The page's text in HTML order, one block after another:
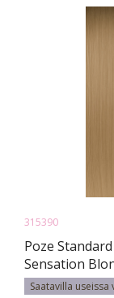
315390
Poze
Sensation
Saatavilla useissa